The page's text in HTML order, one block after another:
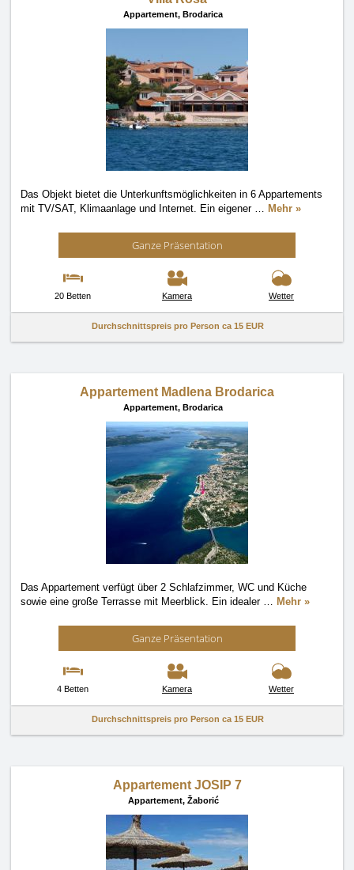
Appartement, Brodarica
Das Objekt bietet die Unterkunftsmöglichkeiten in 6 Appartements
mit TV/SAT, Klimaanlage und Internet. Ein eigener … Mehr »
Ganze Präsentation
20 Betten Kamera Wetter
Durchschnittspreis pro Person ca 15 EUR
Appartement Madlena Brodarica
Appartement, Brodarica
Das Appartement verfügt über 2 Schlafzimmer, WC und Küche
sowie eine große Terrasse mit Meerblick. Ein idealer … Mehr »
Ganze Präsentation
4 Betten Kamera Wetter
Durchschnittspreis pro Person ca 15 EUR
Appartement JOSIP 7
Appartement, Žaborić